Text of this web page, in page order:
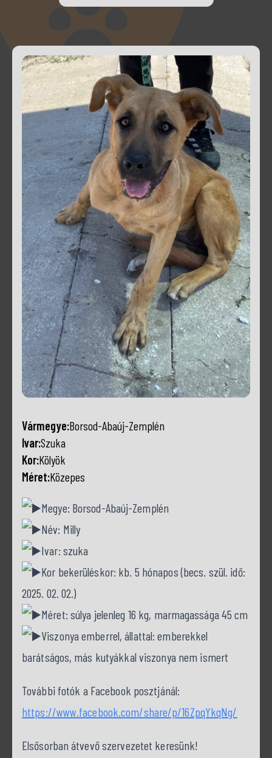
Vármegye:Borsod-Abaúj-Zemplén
Ivar:Szuka
Kor:Kölyök
Méret:Közepes
Megye: Borsod-Abaúj-Zemplén
Név: Milly
Ivar: szuka
Kor bekerüléskor: kb. 5 hónapos (becs. szül. idő:
2025. 02. 02.)
Méret: súlya jelenleg 16 kg, marmagassága 45 cm
Viszonya emberrel, állattal: emberekkel
barátságos, más kutyákkal viszonya nem ismert
További fotók a Facebook posztjánál:
https://www.facebook.com/share/p/16ZpqYkqNg/
Elsősorban átvevő szervezetet keresünk!